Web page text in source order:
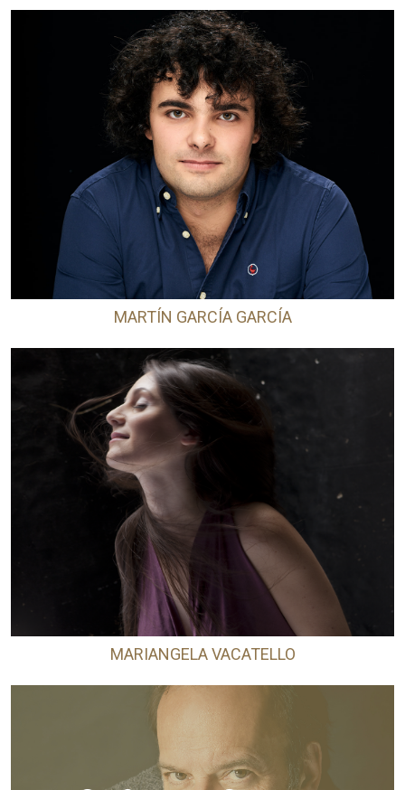
MARTÍN GARCÍA GARCÍA
MARIANGELA VACATELLO